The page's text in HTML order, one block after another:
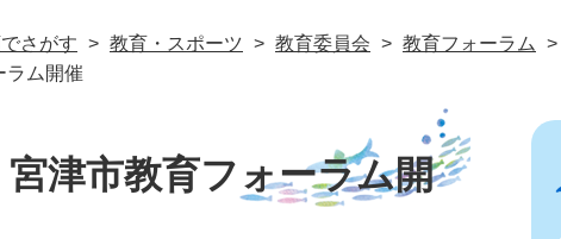
さがす > 教育・スポーツ > 教育委員会 > 教育フォーラム >
ム開催
津市教育フォーラム開